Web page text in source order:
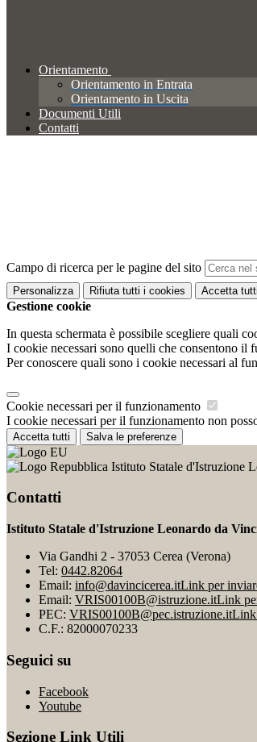
Orientamento
Orientamento in Entrata
Orientamento in Uscita
Documenti Utili
Contatti
Campo di ricerca per le pagine del sito
Personalizza Rifiuta tutti i cookies Accetta tutti
Gestione cookie
In questa schermata è possibile scegliere quali
I cookie necessari sono quelli che consentono il
Per conoscere quali sono i cookie necessari al
Cookie necessari per il funzionamento
I cookie necessari per il funzionamento non
Accetta tutti Salva le preferenze
Istituto Statale d'Istruzione
Contatti
Istituto Statale d'Istruzione Leonardo da
Via Gandhi 2 - 37053 Cerea (Verona)
Tel: 0442.82064
Email: info@davincicerea.itLink per
Email: VRIS00100B@istruzione.itLink
PEC: VRIS00100B@pec.istruzione.itLink
C.F.: 82000070233
Seguici su
Facebook
Youtube
Sezione Link Utili